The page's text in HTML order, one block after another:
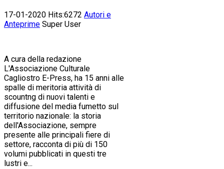
17-01-2020 Hits:6272 Autori e
Anteprime Super User
A cura della redazione
L'Associazione Culturale
Cagliostro E-Press, ha 15 anni alle
spalle di meritoria attività di
scountng di nuovi talenti e
diffusione del media fumetto sul
territorio nazionale: la storia
dell'Associazione, sempre
presente alle principali fiere di
settore, racconta di più di 150
volumi pubblicati in questi tre
lustri e...